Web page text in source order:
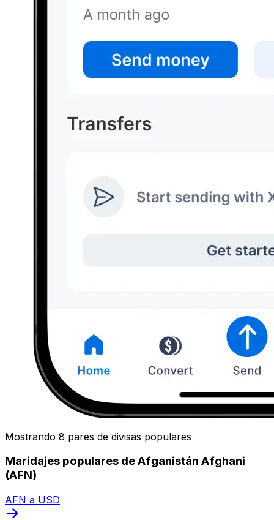
Mostrando 8 pares de divisas populares
Maridajes populares de Afganistán Afghani
(AFN)
AFN a USD